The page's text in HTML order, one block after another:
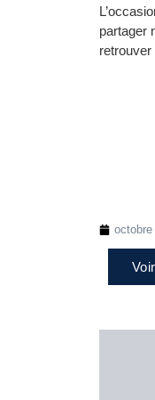
partager
retrouver